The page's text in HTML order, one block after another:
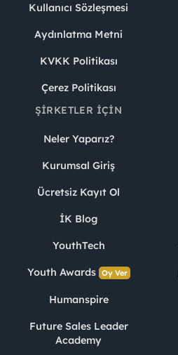
Kullanıcı Sözleşmesi
Aydınlatma Metni
KVKK Politikası
Çerez Politikası
ŞIRKETLER İÇIN
Neler Yaparız?
Kurumsal Giriş
Ücretsiz Kayıt Ol
İK Blog
YouthTech
Youth Awards Oy Ver
Humanspire
Future Sales Leader
Academy